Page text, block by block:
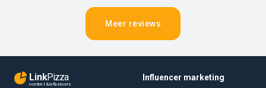
Meer reviews
LinkPizza
content & influencers
Influencer marketing